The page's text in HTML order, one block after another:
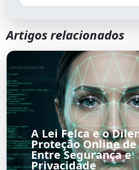
Artigos relacionados
A Lei Felca e o
Proteção Online
Entre Segurança e
Privacidade